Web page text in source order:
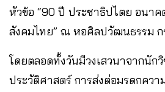
หัวข้อ “90 ปี ประชาธิปไตย อนาค
สังคมไทย” ณ หอศิลปวัฒนธรรม
โดยตลอดทั้งวันมีวงเสวนาจากนัก
ประวัติศาสตร์ การส่งต่อมรดกควา